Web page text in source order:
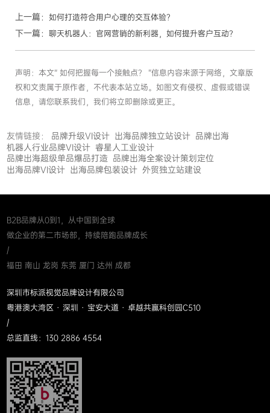
上一篇： 如何打造符合用户心理的交互体验？
下一篇： 聊天机器人：官网营销的新利器，如何提升客户互动？
声明：本文“ 如何把握每一个接触点？ ”信息内容来源于网络，文章版
权和文责属于原作者，不代表本站立场。如图文有侵权、虚假或错误
信息，请您联系我们，我们将立即删除或更正。
友情链接： 品牌升级VI设计 出海品牌独立站设计 品牌出海
机器人行业品牌VI设计 睿星人工业设计
品牌出海超级单品爆品打造 品牌出海全案设计策划定位
出海品牌VI设计 出海品牌包装设计 外贸独立站建设
B2B品牌从0到1，从中国到全球
做企业的第二市场部，持续陪跑品牌成长
/
福田 南山 龙岗 东莞 厦门 达州 成都
深圳市标派视觉品牌设计有限公司
粤港澳大湾区 · 深圳 · 宝安大道 · 卓越共赢科创园C510
/
总监直线：130 2886 4554